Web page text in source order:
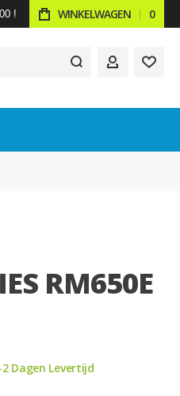
! WINKELWAGEN 0
Zoeken...
ACCOUNT
RM650E
Dagen Levertijd